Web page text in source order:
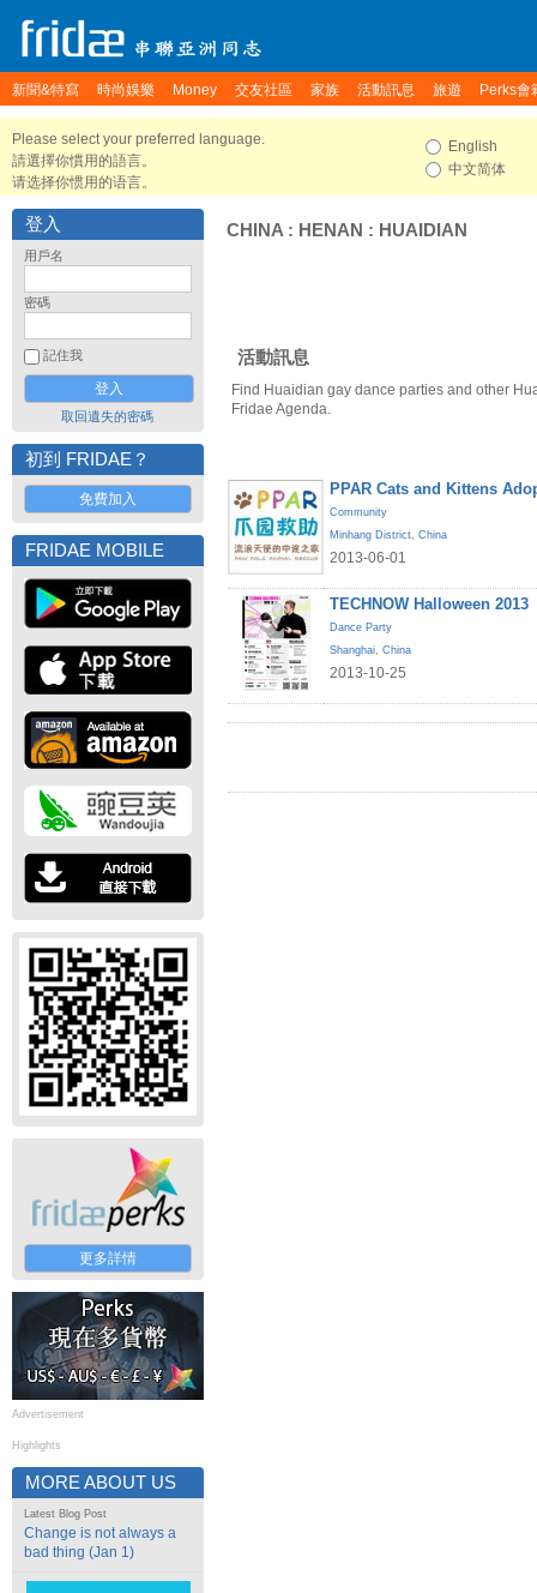
新聞&特寫 時尚娛樂 Money 交友社區 家族 活動訊息 旅遊 Perks會
Please select your preferred language.
請選擇你慣用的語言。
请选择你惯用的语言。
English
中文简体
登入
用戶名
密碼
記住我
取回遺失的密碼
初到 FRIDAE？
免費加入
FRIDAE MOBILE
更多詳情
Advertisement
Highlights
MORE ABOUT US
Latest Blog Post
Change is not always a
bad thing (Jan 1)
CHINA : HENAN : HUAIDIAN
活動訊息
Find Huaidian gay dance parties and other
Fridae Agenda.
PPAR Cats and Kittens
Community
Minhang District, China
2013-06-01
TECHNOW Halloween 2013
Dance Party
Shanghai, China
2013-10-25